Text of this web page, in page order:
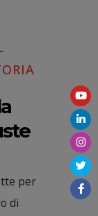
per
di